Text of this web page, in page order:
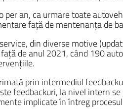
an, ca urmare toate
față de mentenanța de
din diverse motive
de anul 2021, când 190
prin intermediul
feedbackuri, la nivel intern
implicate în întreg